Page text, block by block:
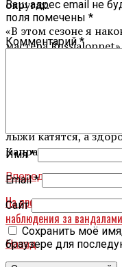
округах.
«В этом сезоне я
мастера
присутствовали на
вручали звания и
был опубликован
2023/24. Я мечтаю
Желаю всем
лыжи катятся, а
Капралов.
Вперед
На ярославских
наблюдения за вандалами
Назад
Ваш адрес email не
поля помечены *
Комментарий*
Имя*
Email*
Сайт
Сохранить моё
браузере для